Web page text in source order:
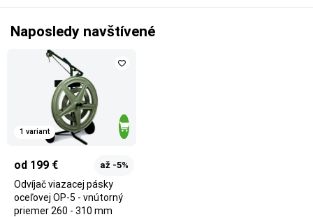
Naposledy navštívené
1 variant
od 199 € až -5%
Odvíjač viazacej pásky
oceľovej OP-5 - vnútorný
priemer 260 - 310 mm